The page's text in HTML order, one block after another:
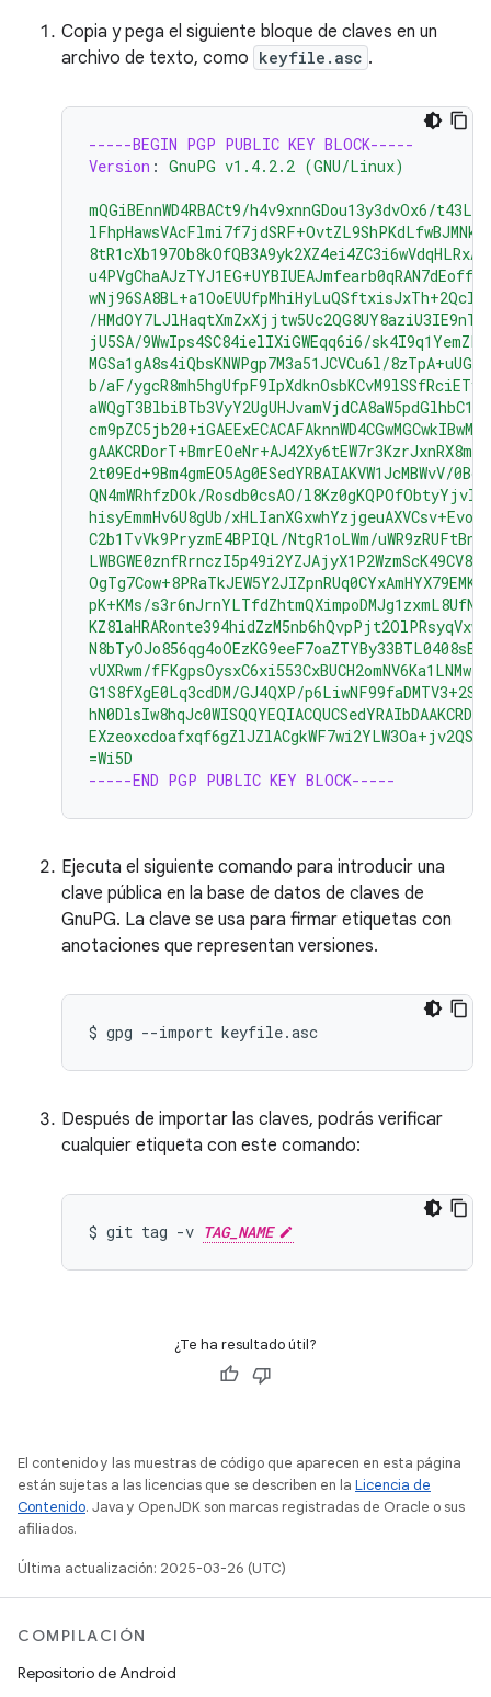
Copia y pega el siguiente bloque de claves en un
archivo de texto, como keyfile.asc .
-----BEGIN PGP PUBLIC KEY BLOCK-----
Version : GnuPG v1.4.2.2 (GNU/Linux)
mQGiBEnnWD4RBACt9/h4v9xnnGDou13y3dvOx6/
/
jU5SA/9WwIps4SC84ielIXiGWEqq6i6/
MGSa1gA8s4iQbsKNWPgp7M3a51JCVCu6l/
b/aF/
2t09Ed+9Bm4gmEO5Ag0ESedYRBAIAKVW1JcMBWvV/
QN4mWRhfzDOk/Rosdb0csAO/
hisyEmmHv6U8gUb/
C2b1TvVk9PryzmE4BPIQL/NtgR1oLWm/
pK+KMs/
vUXRwm/
G1S8fXgE0Lq3cdDM/GJ4QXP/
=Wi5D
-----END PGP PUBLIC KEY BLOCK-----
Ejecuta el siguiente comando para introducir una
clave pública en la base de datos de claves de
GnuPG. La clave se usa para firmar etiquetas con
anotaciones que representan versiones.
$ gpg --import
Después de importar las claves, podrás verificar
cualquier etiqueta con este comando:
$ git tag -v TAG_NAME
¿Te ha resultado útil?
El contenido y las muestras de código que aparecen en esta página
están sujetas a las licencias que se describen en la Licencia de
Contenido. Java y OpenJDK son marcas registradas de Oracle o sus
afiliados.
Última actualización: 2025-03-26 (UTC)
COMPILACIÓN
Repositorio de Android